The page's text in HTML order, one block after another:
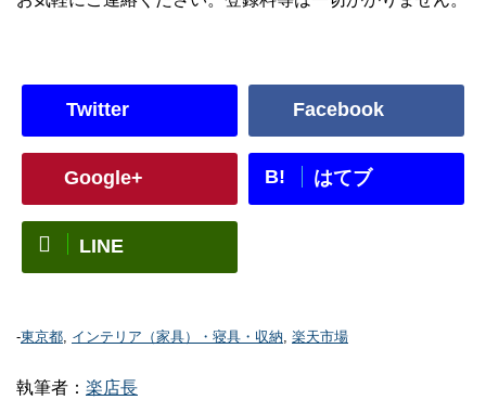
Twitter Facebook
Google+ B! はてブ
LINE
-東京都, インテリア（家具）・寝具・収納, 楽天市場
執筆者： 楽店長